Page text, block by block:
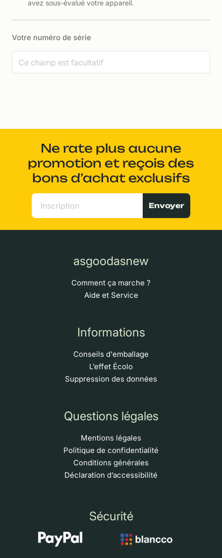
avez sous-évalué votre appareil.
Votre numéro de série
Ne rate plus aucune
promotion et reçois des
bons d’achat exclusifs
Envoyer
asgoodasnew
Comment ça marche ?
Aide et Service
Informations
Conseils d'emballage
L’effet Écolo
Suppression des données
Questions légales
Mentions légales
Politique de confidentialité
Conditions générales
Déclaration d’accessibilité
Sécurité